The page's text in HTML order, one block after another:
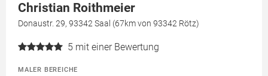
Christian Roithmeier
Donaustr. 29, 93342 Saal (67km von 93342 Rötz)
5 mit einer Bewertung
MALER BEREICHE